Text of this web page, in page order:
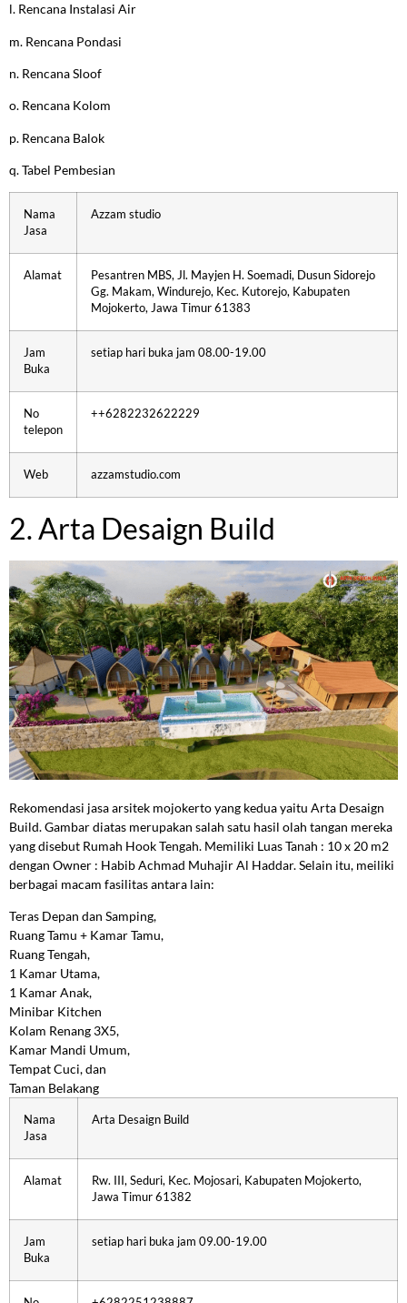
l. Rencana Instalasi Air
m. Rencana Pondasi
n. Rencana Sloof
o. Rencana Kolom
p. Rencana Balok
q. Tabel Pembesian
Nama
Jasa
Azzam studio
Alamat
Pesantren MBS, Jl. Mayjen H. Soemadi, Dusun Sidorejo
Gg. Makam, Windurejo, Kec. Kutorejo, Kabupaten
Mojokerto, Jawa Timur 61383
Jam
Buka
setiap hari buka jam 08.00-19.00
No
telepon
++6282232622229
Web azzamstudio.com
2. Arta Desaign Build
Rekomendasi jasa arsitek mojokerto yang kedua yaitu Arta Desaign
Build. Gambar diatas merupakan salah satu hasil olah tangan mereka
yang disebut Rumah Hook Tengah. Memiliki Luas Tanah : 10 x 20 m2
dengan Owner : Habib Achmad Muhajir Al Haddar. Selain itu, meiliki
berbagai macam fasilitas antara lain:
Teras Depan dan Samping,
Ruang Tamu + Kamar Tamu,
Ruang Tengah,
1 Kamar Utama,
1 Kamar Anak,
Minibar Kitchen
Kolam Renang 3X5,
Kamar Mandi Umum,
Tempat Cuci, dan
Taman Belakang
Nama
Jasa
Arta Desaign Build
Alamat
Rw. III, Seduri, Kec. Mojosari, Kabupaten Mojokerto,
Jawa Timur 61382
Jam
Buka
setiap hari buka jam 09.00-19.00